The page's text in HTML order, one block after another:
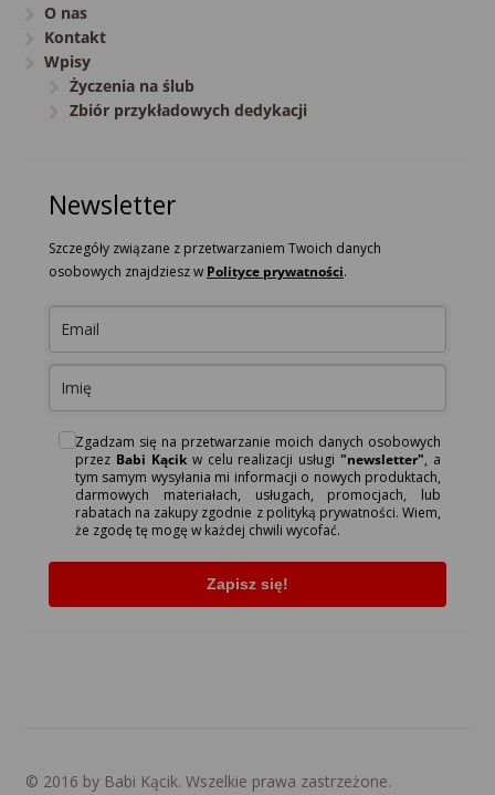
O nas
Kontakt
Wpisy
Życzenia na ślub
Zbiór przykładowych dedykacji
Newsletter
Szczegóły związane z przetwarzaniem Twoich danych
osobowych znajdziesz w Polityce prywatności.
Zgadzam się na przetwarzanie moich danych osobowych
przez Babi Kącikw celu realizacji usługi"newsletter", a
tym samym wysyłania mi informacji o nowych produktach,
darmowych materiałach, usługach, promocjach, lub
rabatach na zakupy zgodnie z polityką prywatności. Wiem,
że zgodę tę mogę w każdej chwili wycofać.
Zapisz się!
© 2016 by Babi Kącik. Wszelkie prawa zastrzeżone.